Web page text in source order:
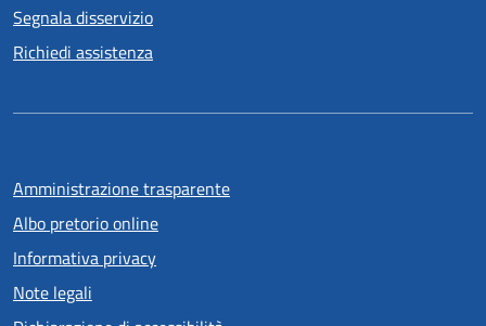
Segnala disservizio
Richiedi assistenza
Amministrazione trasparente
Albo pretorio online
Informativa privacy
Note legali